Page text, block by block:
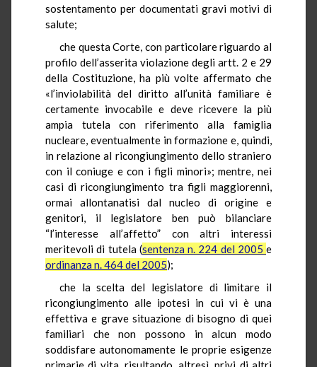
sostentamento per documentati gravi motivi di
salute;
che questa Corte, con particolare riguardo al
profilo dell’asserita violazione degli artt. 2 e 29
della Costituzione, ha più volte affermato che
«l’inviolabilità del diritto all’unità familiare è
certamente invocabile e deve ricevere la più
ampia tutela con riferimento alla famiglia
nucleare, eventualmente in formazione e, quindi,
in relazione al ricongiungimento dello straniero
con il coniuge e con i figli minori»; mentre, nei
casi di ricongiungimento tra figli maggiorenni,
ormai allontanatisi dal nucleo di origine e
genitori, il legislatore ben può bilanciare
“l’interesse all’affetto” con altri interessi
meritevoli di tutela (sentenza n. 224 del 2005 e
ordinanza n. 464 del 2005);
che la scelta del legislatore di limitare il
ricongiungimento alle ipotesi in cui vi è una
effettiva e grave situazione di bisogno di quei
familiari che non possono in alcun modo
soddisfare autonomamente le proprie esigenze